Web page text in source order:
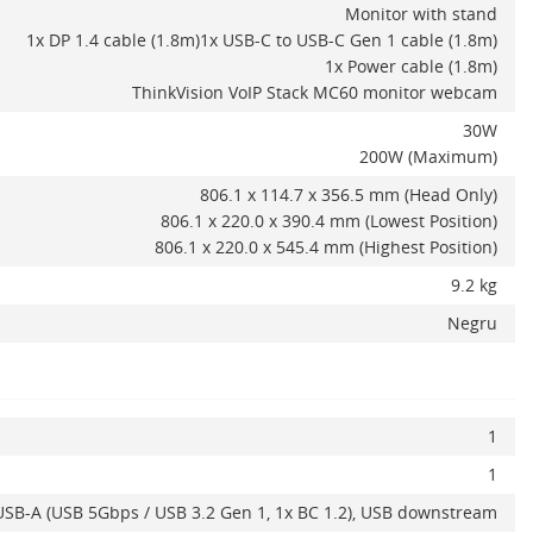
Monitor with stand
1x DP 1.4 cable (1.8m)1x USB-C to USB-C Gen 1 cable (1.8m)
1x Power cable (1.8m)
ThinkVision VoIP Stack MC60 monitor webcam
30W
200W (Maximum)
806.1 x 114.7 x 356.5 mm (Head Only)
806.1 x 220.0 x 390.4 mm (Lowest Position)
806.1 x 220.0 x 545.4 mm (Highest Position)
9.2 kg
Negru
1
1
A (USB 5Gbps / USB 3.2 Gen 1, 1x BC 1.2), USB downstream